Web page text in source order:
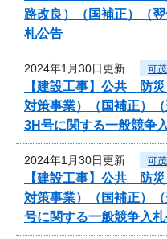
路改良）（国補正）（
札公告
2024年1月30日更新 可
【建設工事】公共 防
対策事業）（国補正）
3H号に関する一般競争
2024年1月30日更新 可
【建設工事】公共 防
対策事業）（国補正）
号に関する一般競争入